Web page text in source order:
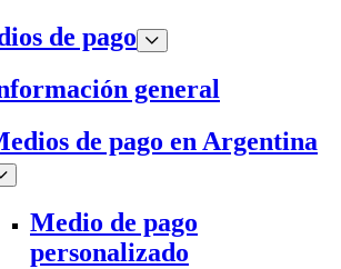
de pago
general
de pago en Argentina
Medio de pago
personalizado